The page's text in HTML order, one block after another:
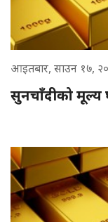
आइतबार, साउन १७,
सुनचाँदीको मूल्य